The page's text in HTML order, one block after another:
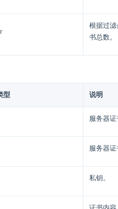
根据过
书总数。
型 说明
服务器证
服务器证
私钥。